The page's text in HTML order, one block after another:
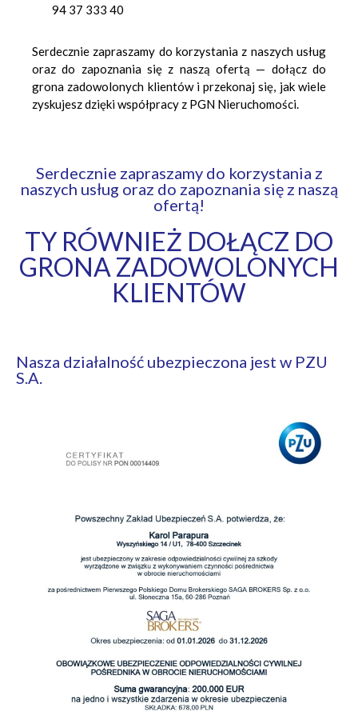
94 37 333 40
Serdecznie zapraszamy do korzystania z naszych usług
oraz do zapoznania się z naszą ofertą — dołącz do
grona zadowolonych klientów i przekonaj się, jak wiele
zyskujesz dzięki współpracy z PGN Nieruchomości.
Serdecznie zapraszamy do korzystania z
naszych usług oraz do zapoznania się z naszą
ofertą!
TY RÓWNIEŻ DOŁĄCZ DO
GRONA ZADOWOLONYCH
KLIENTÓW
Nasza działalność ubezpieczona jest w PZU
S.A.